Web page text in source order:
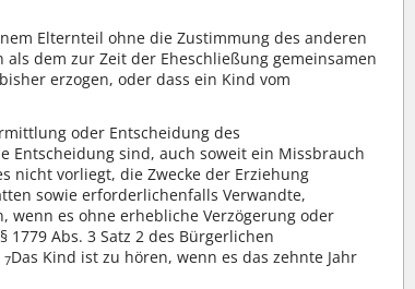
Elternteil ohne die Zustimmung des anderen
dem zur Zeit der Eheschließung gemeinsamen
erzogen, oder dass ein Kind vom
oder Entscheidung des
Entscheidung sind, auch soweit ein Missbrauch
nicht vorliegt, die Zwecke der Erziehung
sowie erforderlichenfalls Verwandte,
wenn es ohne erhebliche Verzögerung oder
1779 Abs. 3 Satz 2 des Bürgerlichen
7Das Kind ist zu hören, wenn es das zehnte Jahr